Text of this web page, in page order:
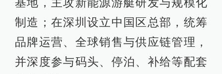
制造；在深圳设立中国区总部，统筹
品牌运营、全球销售与供应链管理，
并深度参与码头、停泊、补给等配套